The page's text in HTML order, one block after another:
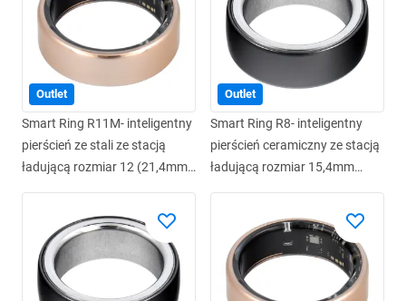
Outlet
Smart Ring R11M- inteligentny
pierścień ze stali ze stacją
ładującą rozmiar 12 (21,4mm)
Outlet
Smart Ring R8- inteligentny
pierścień ceramiczny ze stacją
ładującą rozmiar 15,4mm